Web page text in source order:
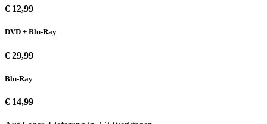
€ 12,99
DVD + Blu-Ray
€ 29,99
Blu-Ray
€ 14,99